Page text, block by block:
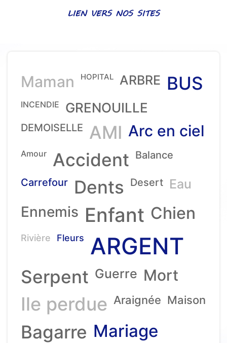
LIEN VERS NOS SITES
Maman HOPITAL ARBRE BUS
INCENDIE GRENOUILLE
DEMOISELLE AMI Arc en ciel
Amour Accident Balance
Carrefour Dents Desert Eau
Ennemis Enfant Chien
Rivière Fleurs ARGENT
Serpent Guerre Mort
Ile perdue Araignée Maison
Bagarre Mariage